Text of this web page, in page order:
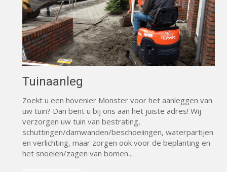
Tuinaanleg
Zoekt u een hovenier Monster voor het aanleggen van
uw tuin? Dan bent u bij ons aan het juiste adres! Wij
verzorgen uw tuin van bestrating,
schuttingen/damwanden/beschoeiingen, waterpartijen
en verlichting, maar zorgen ook voor de beplanting en
het snoeien/zagen van bomen...